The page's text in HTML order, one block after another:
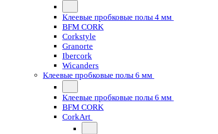
Клеевые пробковые полы 4 мм
BFM CORK
Corkstyle
Granorte
Ibercork
Wicanders
Клеевые пробковые полы 6 мм
Клеевые пробковые полы 6 мм
BFM CORK
CorkArt